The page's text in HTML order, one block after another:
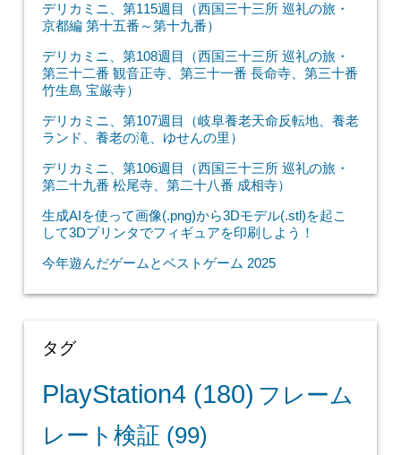
デリカミニ、第115週目（西国三十三所 巡礼の旅・
京都編 第十五番～第十九番）
デリカミニ、第108週目（西国三十三所 巡礼の旅・
第三十二番 観音正寺、第三十一番 長命寺、第三十番
竹生島 宝厳寺）
デリカミニ、第107週目（岐阜養老天命反転地、養老
ランド、養老の滝、ゆせんの里）
デリカミニ、第106週目（西国三十三所 巡礼の旅・
第二十九番 松尾寺、第二十八番 成相寺）
生成AIを使って画像(.png)から3Dモデル(.stl)を起こ
して3Dプリンタでフィギュアを印刷しよう！
今年遊んだゲームとベストゲーム 2025
タグ
PlayStation4(180) フレーム
レート検証 (99)